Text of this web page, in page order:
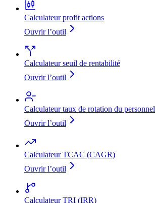
Calculateur profit actions
Ouvrir l’outil
Calculateur seuil de rentabilité
Ouvrir l’outil
Calculateur taux de rotation du personnel
Ouvrir l’outil
Calculateur TCAC (CAGR)
Ouvrir l’outil
Calculateur TRI (IRR)